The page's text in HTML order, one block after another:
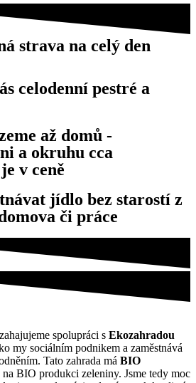
strava na celý den
celodenní pestré a
až domů -
a okruhu cca
v ceně
jídlo bez starostí z
či práce
spolupráci s Ekozahradou
my sociálním podnikem a zaměstnává
Tato zahrada má BIO
BIO produkci zeleniny. Jsme tedy moc